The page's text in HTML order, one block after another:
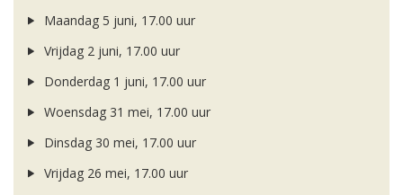
Maandag 5 juni, 17.00 uur
Vrijdag 2 juni, 17.00 uur
Donderdag 1 juni, 17.00 uur
Woensdag 31 mei, 17.00 uur
Dinsdag 30 mei, 17.00 uur
Vrijdag 26 mei, 17.00 uur